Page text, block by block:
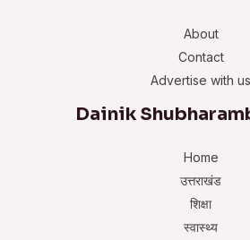
About
Contact
Advertise with us
Dainik
Home
उत्तराखंड
शिक्षा
स्वास्थ्य